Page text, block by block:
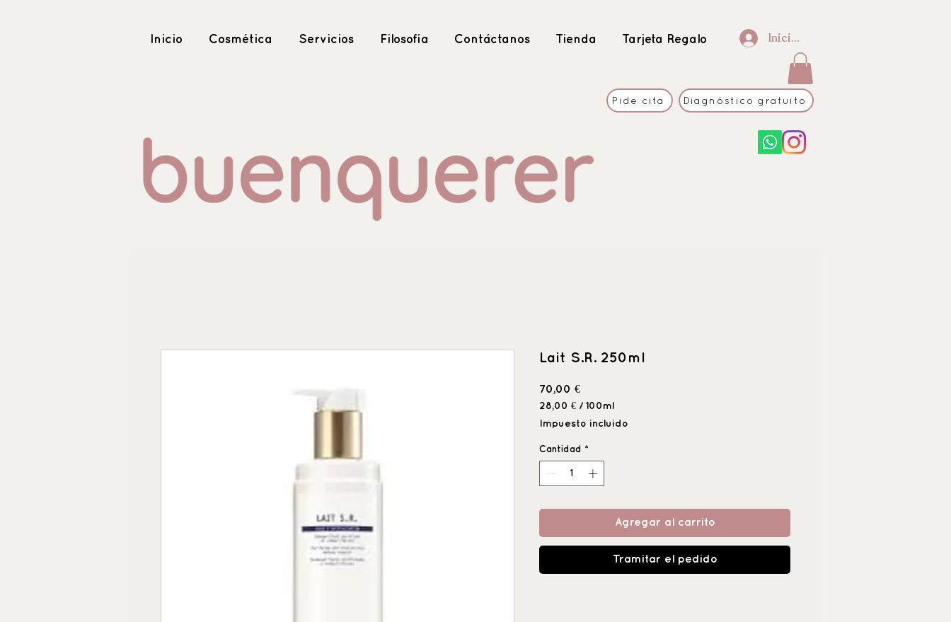
Inicio Cosmética Servicios Filosofía Contáctanos Tienda Tarjeta Regalo Iniciar sesión
Pide cita Diagnóstico gratuito
Lait S.R. 250ml
70,00 €Precio
28,00 € / 100ml
28,00 €
por
Mililitro
Impuesto incluido
Cantidad *
Agregar al carrito
Tramitar el pedido